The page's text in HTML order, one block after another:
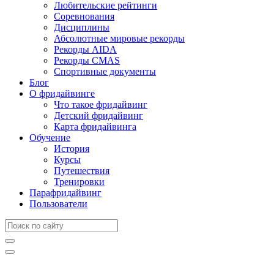
Любительские рейтинги
Соревнования
Дисциплины
Абсолютные мировые рекорды
Рекорды AIDA
Рекорды CMAS
Спортивные документы
Блог
О фридайвинге
Что такое фридайвинг
Детский фридайвинг
Карта фридайвинга
Обучение
История
Курсы
Путешествия
Тренировки
Парафридайвинг
Пользователи